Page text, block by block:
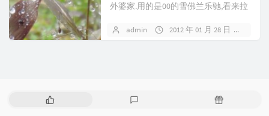
外婆家.用的是00的雪佛兰乐驰,看来拉
admin 2012 年 01 月 28 日
热
随